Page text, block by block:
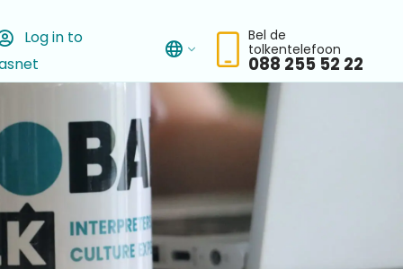
Log in to
Bel de
tolkentelefoon